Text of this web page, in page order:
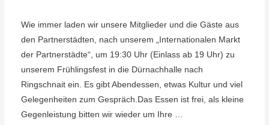
Wie immer laden wir unsere Mitglieder und die Gäste aus
den Partnerstädten, nach unserem „Internationalen Markt
der Partnerstädte“, um 19:30 Uhr (Einlass ab 19 Uhr) zu
unserem Frühlingsfest in die Dürnachhalle nach
Ringschnait ein. Es gibt Abendessen, etwas Kultur und viel
Gelegenheiten zum Gespräch.Das Essen ist frei, als kleine
Gegenleistung bitten wir wieder um Ihre …